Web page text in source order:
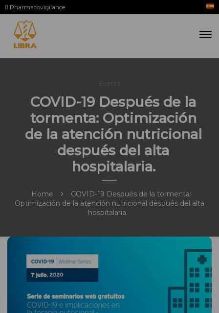
Pharmacovigilance
Events
COVID-19 Después de la
tormenta: Optimización
de la atención nutricional
después del alta
hospitalaria.
Home
COVID-19 Después de la tormenta:
Optimización de la atención nutricional después del alta
hospitalaria.